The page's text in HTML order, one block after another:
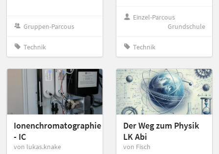
Gruppen-Parcous
Technik
Einzel-Parcous
Grundschule
Technik
Ionenchromatographie
- IC
von lukas.knake
Der Weg zum Physik
LK Abi
von Fisch